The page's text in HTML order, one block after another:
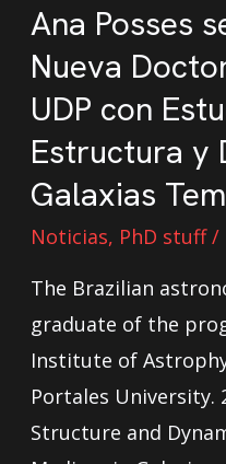
Ana Posses
Nueva
UDP con
Estructura y
Galaxias
Noticias, PhD stuff/
The Brazilian
graduate of the
Institute of
Portales University.
Structure and